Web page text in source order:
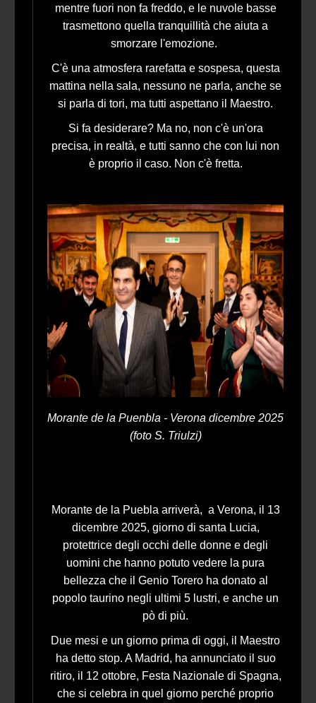
mentre fuori non fa freddo, e le nuvole basse
trasmettono quella tranquillità che aiuta a
smorzare l'emozione.
C'è una atmosfera rarefatta e sospesa, questa
mattina nella sala, nessuno ne parla, anche se
si parla di tori, ma tutti aspettano il Maestro.
Si fa desiderare? Ma no, non c'è un'ora
precisa, in realtà, e tutti sanno che con lui non
è proprio il caso. Non c'è fretta.
Morante de la Puenbla - Verona dicembre 2025
(foto S. Triulzi)
Morante de la Puebla arriverà, a Verona, il 13
dicembre 2025, giorno di santa Lucia,
protettrice degli occhi delle donne e degli
uomini che hanno potuto vedere la pura
bellezza che il Genio Torero ha donato al
popolo taurino negli ultimi 5 lustri, e anche un
pò di più.
Due mesi e un giorno prima di oggi, il Maestro
ha detto stop. A Madrid, ha annunciato il suo
ritiro, il 12 ottobre, Festa Nazionale di Spagna,
che si celebra in quel giorno perché proprio